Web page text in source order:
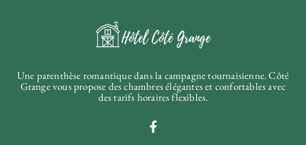
Une parenthèse romantique dans la campagne tournaisienne. Côté
Grange vous propose des chambres élégantes et confortables avec
des tarifs horaires flexibles.